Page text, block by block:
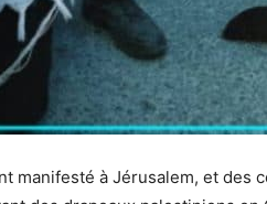
à Jérusalem, et des